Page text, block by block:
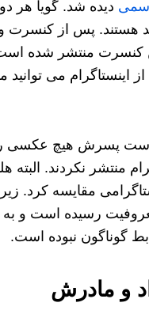
دیده شد. گویا هر
هستند. پس از کنسرت
کنسرت منتشر شده
اینستاگرام می توانید
پسرش هیچ عکسی
منتشر نکردند. البته هلیا
مقایسه کرد. زیرا
رسیده است و به
گوناگون نبوده است.
و مادرش